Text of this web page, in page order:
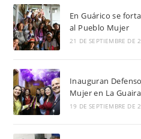
En Guárico se
al Pueblo Mujer
21 DE SEPTIEMBRE DE
Inauguran
Mujer en La Guaira
19 DE SEPTIEMBRE DE